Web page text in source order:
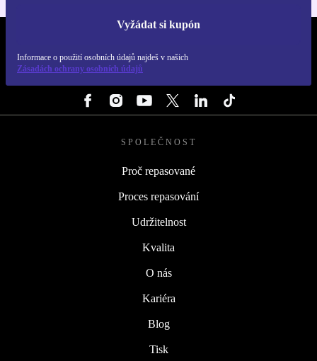
Vyžádat si kupón
Informace o použití osobních údajů najdeš v našich
Zásadách ochrany osobních údajů
SPOLEČNOST
Proč repasované
Proces repasování
Udržitelnost
Kvalita
O nás
Kariéra
Blog
Tisk